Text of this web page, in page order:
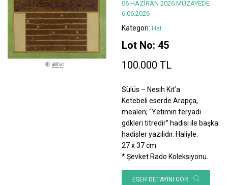
06 HAZİRAN 2026 MÜZAYEDE
6.06.2026
Kategori: Hat
Lot No: 45
100.000 TL
Sülüs – Nesih Kıt’a
Ketebeli eserde Arapça,
mealen; “Yetimin feryadı
gökleri titredir” hadisi ile başka
hadisler yazılıdır. Haliyle.
27 x 37 cm.
* Şevket Rado Koleksiyonu.
ESER DETAYINI GÖR